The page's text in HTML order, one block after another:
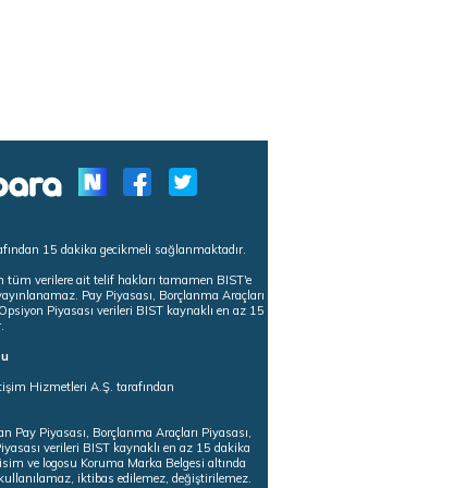
15 dakika gecikmeli sağlanmaktadır.
tüm verilere ait telif hakları tamamen BIST'e
Pay Piyasası, Borçlanma Araçları
Piyasası verileri BIST kaynaklı en az 15
Hizmetleri A.Ş. tarafından
Pay Piyasası, Borçlanma Araçları Piyasası,
verileri BIST kaynaklı en az 15 dakika
ve logosu Koruma Marka Belgesi altında
iktibas edilemez, değiştirilemez.